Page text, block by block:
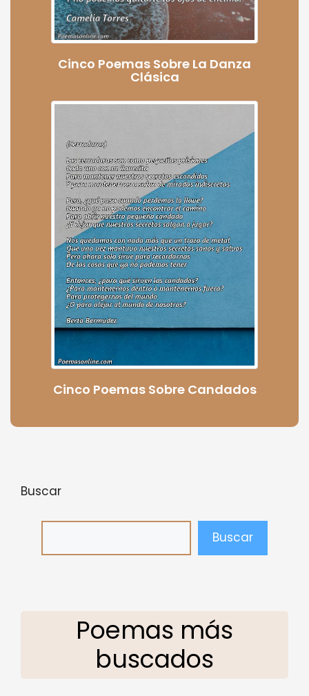
Cinco Poemas Sobre La Danza
Clásica
Cinco Poemas Sobre Candados
Buscar
Buscar
Poemas más
buscados